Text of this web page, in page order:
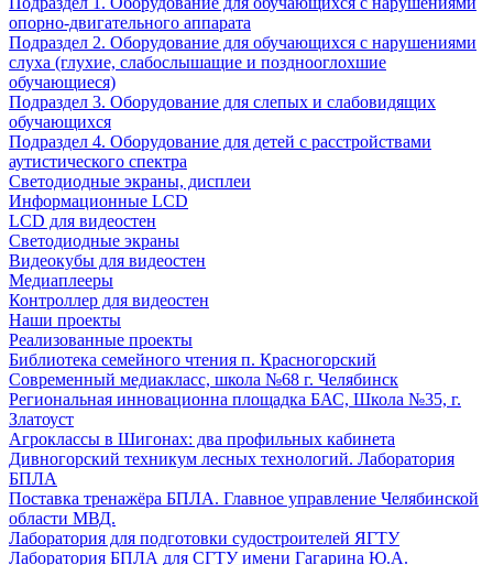
опорно-двигательного аппарата
Подраздел 2. Оборудование для обучающихся с нарушениями
слуха (глухие, слабослышащие и позднооглохшие
обучающиеся)
Подраздел 3. Оборудование для слепых и слабовидящих
обучающихся
Подраздел 4. Оборудование для детей с расстройствами
аутистического спектра
Светодиодные экраны, дисплеи
Информационные LCD
LCD для видеостен
Светодиодные экраны
Видеокубы для видеостен
Медиаплееры
Контроллер для видеостен
Наши проекты
Реализованные проекты
Библиотека семейного чтения п. Красногорский
Современный медиакласс, школа №68 г. Челябинск
Региональная инновационна площадка БАС, Школа №35, г.
Златоуст
Агроклассы в Шигонах: два профильных кабинета
Дивногорский техникум лесных технологий. Лаборатория
БПЛА
Поставка тренажёра БПЛА. Главное управление Челябинской
области МВД.
Лаборатория для подготовки судостроителей ЯГТУ
Лаборатория БПЛА для СГТУ имени Гагарина Ю.А.